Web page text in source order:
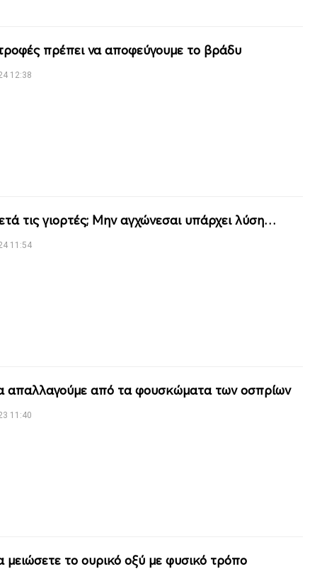
πρέπει να αποφεύγουμε το βράδυ
12:38
τις γιορτές; Μην αγχώνεσαι υπάρχει λύση…
11:54
απαλλαγούμε από τα φουσκώματα των οσπρίων
11:40
μειώσετε το ουρικό οξύ με φυσικό τρόπο